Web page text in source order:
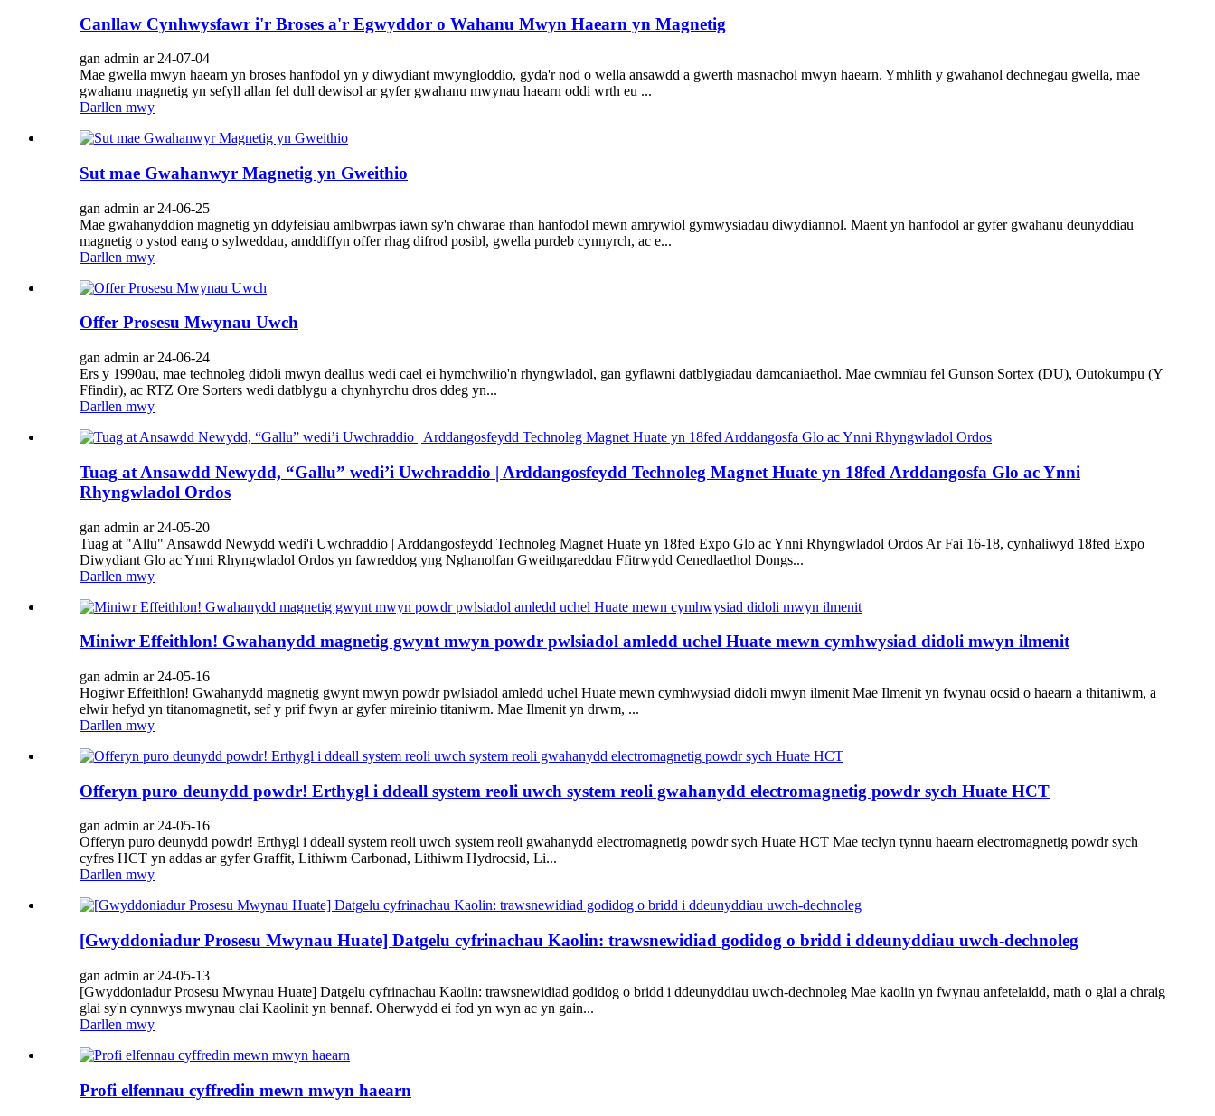
Canllaw Cynhwysfawr i'r Broses a'r Egwyddor o Wahanu Mwyn Haearn yn Magnetig
gan admin ar 24-07-04
Mae gwella mwyn haearn yn broses hanfodol yn y diwydiant mwyngloddio, gyda'r nod o wella ansawdd a gwerth masnachol mwyn haearn. Ymhlith y gwahanol dechnegau gwella, mae
gwahanu magnetig yn sefyll allan fel dull dewisol ar gyfer gwahanu mwynau haearn oddi wrth eu ...
Darllen mwy
Sut mae Gwahanwyr Magnetig yn Gweithio
gan admin ar 24-06-25
Mae gwahanyddion magnetig yn ddyfeisiau amlbwrpas iawn sy'n chwarae rhan hanfodol mewn amrywiol gymwysiadau diwydiannol. Maent yn hanfodol ar gyfer gwahanu deunyddiau
magnetig o ystod eang o sylweddau, amddiffyn offer rhag difrod posibl, gwella purdeb cynnyrch, ac e...
Darllen mwy
Offer Prosesu Mwynau Uwch
gan admin ar 24-06-24
Ers y 1990au, mae technoleg didoli mwyn deallus wedi cael ei hymchwilio'n rhyngwladol, gan gyflawni datblygiadau damcaniaethol. Mae cwmnïau fel Gunson Sortex (DU), Outokumpu (Y
Ffindir), ac RTZ Ore Sorters wedi datblygu a chynhyrchu dros ddeg yn...
Darllen mwy
Tuag at Ansawdd Newydd, “Gallu” wedi’i Uwchraddio | Arddangosfeydd Technoleg Magnet Huate yn 18fed Arddangosfa Glo ac Ynni
Rhyngwladol Ordos
gan admin ar 24-05-20
Tuag at "Allu" Ansawdd Newydd wedi'i Uwchraddio | Arddangosfeydd Technoleg Magnet Huate yn 18fed Expo Glo ac Ynni Rhyngwladol Ordos Ar Fai 16-18, cynhaliwyd 18fed Expo
Diwydiant Glo ac Ynni Rhyngwladol Ordos yn fawreddog yng Nghanolfan Gweithgareddau Ffitrwydd Cenedlaethol Dongs...
Darllen mwy
Miniwr Effeithlon! Gwahanydd magnetig gwynt mwyn powdr pwlsiadol amledd uchel Huate mewn cymhwysiad didoli mwyn ilmenit
gan admin ar 24-05-16
Hogiwr Effeithlon! Gwahanydd magnetig gwynt mwyn powdr pwlsiadol amledd uchel Huate mewn cymhwysiad didoli mwyn ilmenit Mae Ilmenit yn fwynau ocsid o haearn a thitaniwm, a
elwir hefyd yn titanomagnetit, sef y prif fwyn ar gyfer mireinio titaniwm. Mae Ilmenit yn drwm, ...
Darllen mwy
Offeryn puro deunydd powdr! Erthygl i ddeall system reoli uwch system reoli gwahanydd electromagnetig powdr sych Huate HCT
gan admin ar 24-05-16
Offeryn puro deunydd powdr! Erthygl i ddeall system reoli uwch system reoli gwahanydd electromagnetig powdr sych Huate HCT Mae teclyn tynnu haearn electromagnetig powdr sych
cyfres HCT yn addas ar gyfer Graffit, Lithiwm Carbonad, Lithiwm Hydrocsid, Li...
Darllen mwy
[Gwyddoniadur Prosesu Mwynau Huate] Datgelu cyfrinachau Kaolin: trawsnewidiad godidog o bridd i ddeunyddiau uwch-dechnoleg
gan admin ar 24-05-13
[Gwyddoniadur Prosesu Mwynau Huate] Datgelu cyfrinachau Kaolin: trawsnewidiad godidog o bridd i ddeunyddiau uwch-dechnoleg Mae kaolin yn fwynau anfetelaidd, math o glai a chraig
glai sy'n cynnwys mwynau clai Kaolinit yn bennaf. Oherwydd ei fod yn wyn ac yn gain...
Darllen mwy
Profi elfennau cyffredin mewn mwyn haearn